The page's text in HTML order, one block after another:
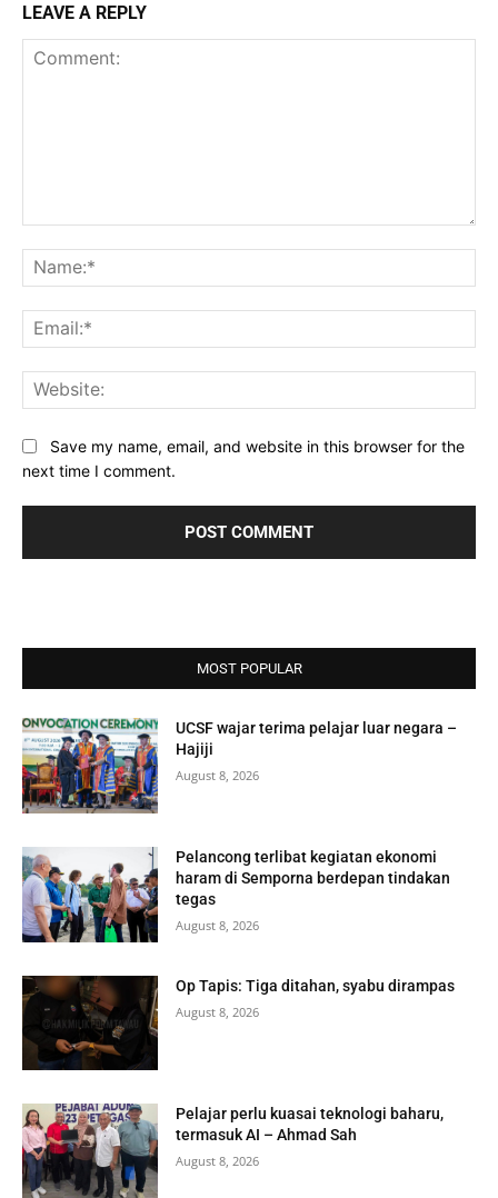
LEAVE A REPLY
Save my name, email, and website in this browser for the
next time I comment.
MOST POPULAR
UCSF wajar terima pelajar luar negara –
Hajiji
August 8, 2026
Pelancong terlibat kegiatan ekonomi
haram di Semporna berdepan tindakan
tegas
August 8, 2026
Op Tapis: Tiga ditahan, syabu dirampas
August 8, 2026
Pelajar perlu kuasai teknologi baharu,
termasuk AI – Ahmad Sah
August 8, 2026